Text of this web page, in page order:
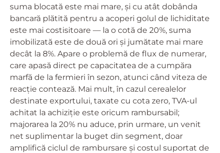
suma blocată este mai mare, și cu atât dobânda
bancară plătită pentru a acoperi golul de lichiditate
este mai costisitoare — la o cotă de 20%, suma
imobilizată este de două ori și jumătate mai mare
decât la 8%. Apare o problemă de flux de numerar,
care apasă direct pe capacitatea de a cumpăra
marfă de la fermieri în sezon, atunci când viteza de
reacție contează. Mai mult, în cazul cerealelor
destinate exportului, taxate cu cota zero, TVA-ul
achitat la achiziție este oricum rambursabil;
majorarea la 20% nu aduce, prin urmare, un venit
net suplimentar la buget din segment, doar
amplifică ciclul de rambursare și costul suportat de